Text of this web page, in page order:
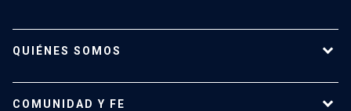
QUIÉNES SOMOS
COMUNIDAD Y FE